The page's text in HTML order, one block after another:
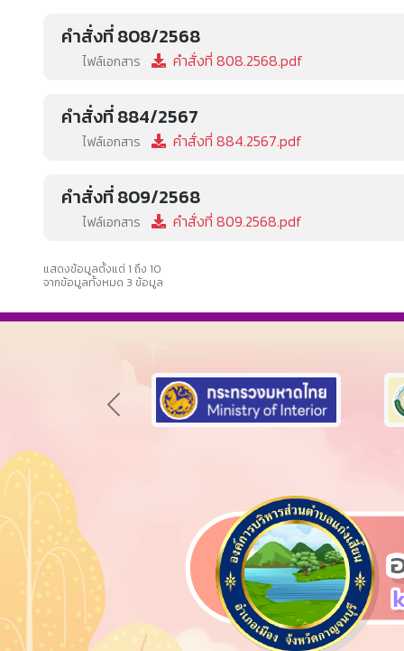
คำสั่งที่ 808/2568
ไฟล์เอกสาร คำสั่งที่ 808.2568.pdf
คำสั่งที่ 884/2567
ไฟล์เอกสาร คำสั่งที่ 884.2567.pdf
คำสั่งที่ 809/2568
ไฟล์เอกสาร คำสั่งที่ 809.2568.pdf
แสดงข้อมูลตั้งแต่ 1 ถึง 10
จากข้อมูลทั้งหมด 3 ข้อมูล
Previous